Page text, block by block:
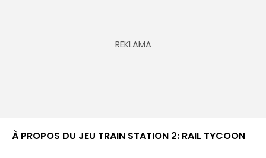
À PROPOS DU JEU TRAIN STATION 2: RAIL TYCOON